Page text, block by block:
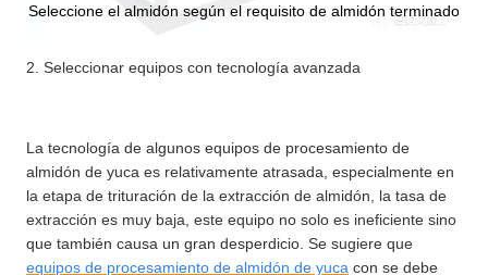
Seleccione el almidón según el requisito de almidón terminado
2. Seleccionar equipos con tecnología avanzada
La tecnología de algunos equipos de procesamiento de
almidón de yuca es relativamente atrasada, especialmente en
la etapa de trituración de la extracción de almidón, la tasa de
extracción es muy baja, este equipo no solo es ineficiente sino
que también causa un gran desperdicio. Se sugiere que
equipos de procesamiento de almidón de yuca con se debe